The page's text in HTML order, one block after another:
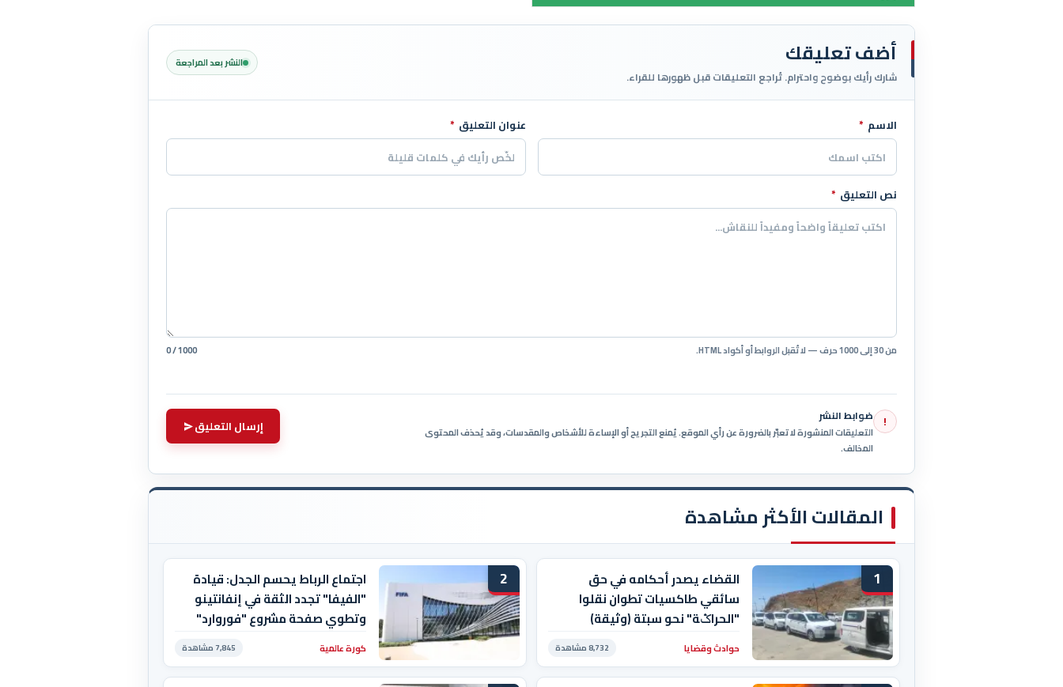
أضف تعليقك
شارك رأيك بوضوح واحترام. تُراجع التعليقات قبل ظهورها للقراء.
النشر بعد المراجعة
اترك هذا الحقل فارغاً
الاسم * عنوان التعليق *
نص التعليق *
من 30 إلى 1000 حرف — لا تُقبل الروابط أو أكواد HTML. 0 / 1000
! ضوابط النشر
التعليقات المنشورة لا تعبّر بالضرورة عن رأي الموقع. يُمنع التجريح أو الإساءة للأشخاص والمقدسات، وقد يُحذف المحتوى
المخالف.
إرسال التعليق
المقالات الأكثر مشاهدة
1
القضاء يصدر أحكامه في حق
سائقي طاكسيات تطوان نقلوا
"الحراݣة" نحو سبتة (وثيقة)
حوادث وقضايا 8,732 مشاهدة
2
اجتماع الرباط يحسم الجدل: قيادة
"الفيفا" تجدد الثقة في إنفانتينو
وتطوي صفحة مشروع "فوروارد"
كورة عالمية 7,845 مشاهدة